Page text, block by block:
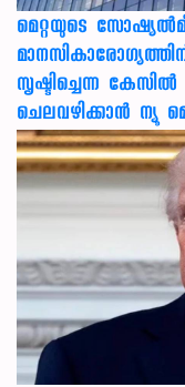
മെറ്റയുടെ
സൃഷ്ടിച്ചെന്ന
ചെലവഴിക്കാന്‍ ന്യൂ